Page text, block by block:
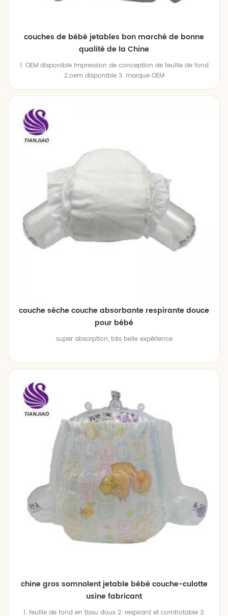
couches de bébé jetables bon marché de bonne
qualité de la Chine
1. OEM disponible Impression de conception de feuille de fond
2.oem disponible 3. marque OEM
couche sèche couche absorbante respirante douce
pour bébé
super absorption, très belle expérience
chine gros somnolent jetable bébé couche-culotte
usine fabricant
1. feuille de fond en tissu doux 2. respirant et comfrotable 3.